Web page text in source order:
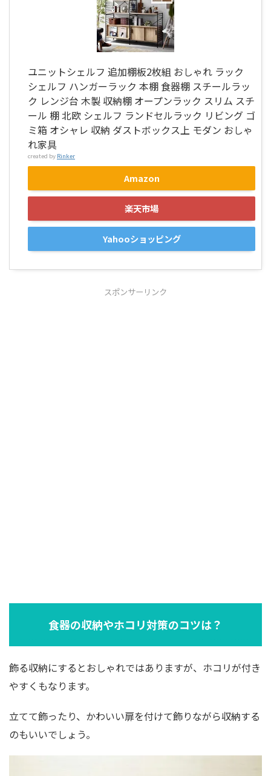
ユニットシェルフ 追加棚板2枚組 おしゃれ ラック
シェルフ ハンガーラック 本棚 食器棚 スチールラッ
ク レンジ台 木製 収納棚 オープンラック スリム スチ
ール 棚 北欧 シェルフ ランドセルラック リビング ゴ
ミ箱 オシャレ 収納 ダストボックス上 モダン おしゃ
れ家具
created by Rinker
Amazon
楽天市場
Yahooショッピング
スポンサーリンク
食器の収納やホコリ対策のコツは？
飾る収納にするとおしゃれではありますが、ホコリが付き
やすくもなります。
立てて飾ったり、かわいい扉を付けて飾りながら収納する
のもいいでしょう。